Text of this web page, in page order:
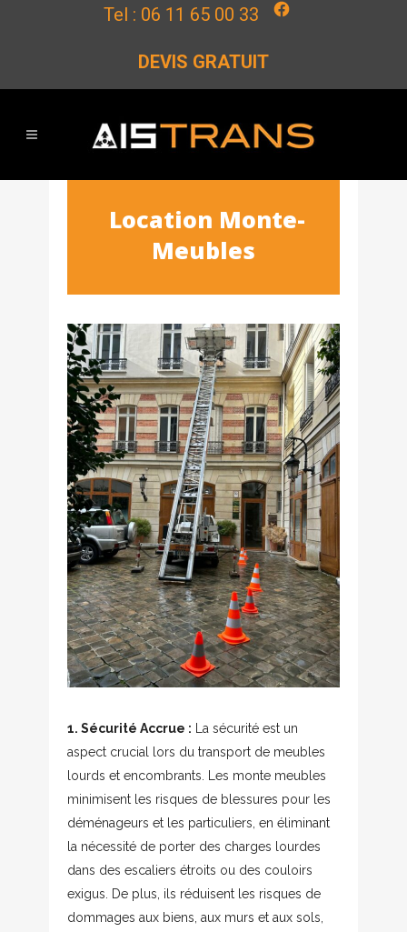
Tel : 06 11 65 00 33 Facebook
DEVIS GRATUIT
Location Monte-
Meubles
1. Sécurité Accrue : La sécurité est un
aspect crucial lors du transport de meubles
lourds et encombrants. Les monte meubles
minimisent les risques de blessures pour les
déménageurs et les particuliers, en éliminant
la nécessité de porter des charges lourdes
dans des escaliers étroits ou des couloirs
exigus. De plus, ils réduisent les risques de
dommages aux biens, aux murs et aux sols,